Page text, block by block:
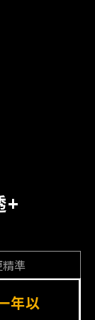
+
不痛​
治療更